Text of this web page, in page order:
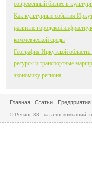
современный бизнес в
Как культурные события
развитие городской
коммерческой среды
География Иркутской
ресурсы и транспортные
экономику региона
Главная Статьи Предприятия
© Регион 38 - каталог компаний,